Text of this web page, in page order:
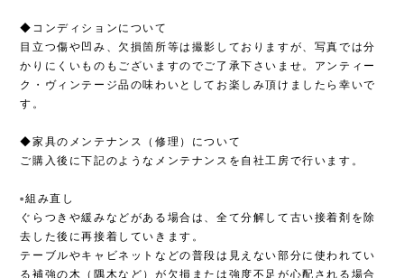
◆コンディションについて
目立つ傷や凹み、欠損箇所等は撮影しておりますが、写真では分
かりにくいものもございますのでご了承下さいませ。アンティー
ク・ヴィンテージ品の味わいとしてお楽しみ頂けましたら幸いで
す。
◆家具のメンテナンス（修理）について
ご購入後に下記のようなメンテナンスを自社工房で行います。
▫︎組み直し
ぐらつきや緩みなどがある場合は、全て分解して古い接着剤を除
去した後に再接着していきます。
テーブルやキャビネットなどの普段は見えない部分に使われてい
る補強の木（隅木など）が欠損または強度不足が心配される場合